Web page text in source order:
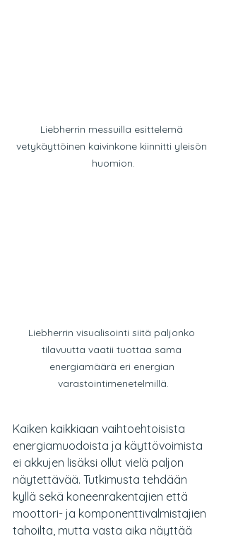
Liebherrin messuilla esittelemä
vetykäyttöinen kaivinkone kiinnitti yleisön
huomion.
Liebherrin visualisointi siitä paljonko
tilavuutta vaatii tuottaa sama
energiamäärä eri energian
varastointimenetelmillä.
Kaiken kaikkiaan vaihtoehtoisista
energiamuodoista ja käyttövoimista
ei akkujen lisäksi ollut vielä paljon
näytettävää. Tutkimusta tehdään
kyllä sekä koneenrakentajien että
moottori- ja komponenttivalmistajien
tahoilta, mutta vasta aika näyttää